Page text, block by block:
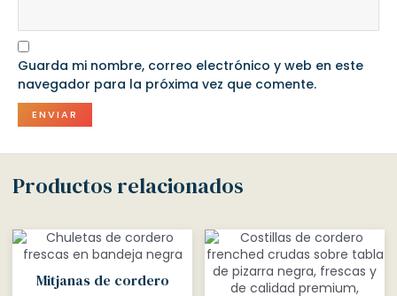
Guarda mi nombre, correo electrónico y web en este
navegador para la próxima vez que comente.
Productos relacionados
Mitjanas de cordero